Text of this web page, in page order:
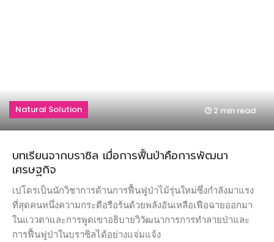
Natural Solution 2 minread
บทเรียนจากบราซิล เมื่อการฟื้นป่าคือการพัฒนา
เศรษฐกิจ
เปโดรเป็นนักวิชาการด้านการฟื้นฟูป่าไม้รุ่นใหม่ซึ่งกำลังมาแรง
ที่สุดคนหนึ่งความกระตือรือร้นด้วยพลังอันเหลือเฟือฉายออกมา
ในแววตาและการพูดเขาอธิบายวิวัฒนาการการทำลายป่าและ
การฟื้นฟูป่าในบราซิลได้อย่างแจ่มแจ้ง